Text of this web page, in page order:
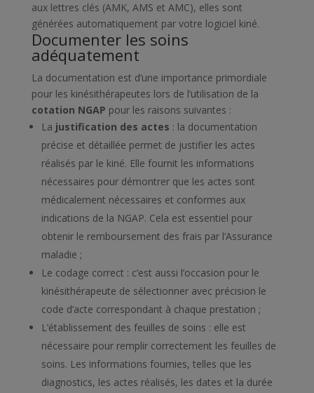
aux lettres clés (AMK, AMS et AMC), elles sont
générées automatiquement par votre logiciel kiné.
Documenter les soins
adéquatement
La documentation est d’une importance primordiale
pour les kinésithérapeutes lors de l’utilisation de la
cotation NGAP pour les raisons suivantes :
La justification des actes : la documentation
précise et détaillée permet de justifier les actes
réalisés par le kiné. Elle fournit les informations
nécessaires pour démontrer que les actes sont
médicalement nécessaires et conformes aux
indications de la NGAP. Cela est essentiel pour
obtenir le remboursement des frais par l’Assurance
maladie ;
Le codage correct : c’est aussi l’occasion pour le
kinésithérapeute de sélectionner avec précision le
code d’acte correspondant à chaque prestation ;
L’établissement des feuilles de soins : elle est
nécessaire pour remplir correctement les feuilles de
soins. Les informations fournies, telles que les
diagnostics, les actes réalisés, les dates et la durée